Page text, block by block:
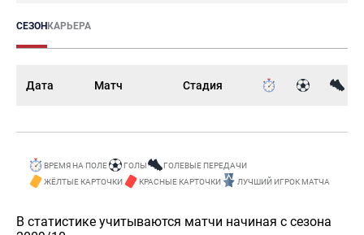
СЕЗОНКАРЬЕРА
Дата Матч Стадия
ВРЕМЯ НА ПОЛЕ ГОЛЫ
ГОЛЕВЫЕ ПЕРЕДАЧИ
ЖЁЛТЫЕ КАРТОЧКИ
КРАСНЫЕ КАРТОЧКИ ЛУЧШИЙ ИГРОК МАТЧА
В статистике учитываются матчи начиная с сезона